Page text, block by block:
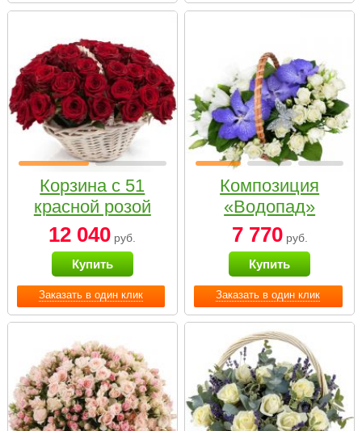
Заказать в один клик
Корзина с 51
красной розой
12 040 руб.
Купить
Заказать в один клик
Композиция
«Водопад»
7 770руб.
Купить